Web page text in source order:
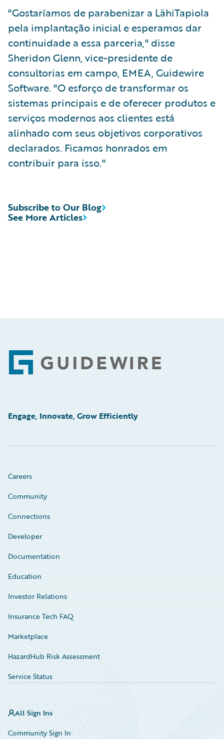
"Gostaríamos de parabenizar a LähiTapiola
pela implantação inicial e esperamos dar
continuidade a essa parceria," disse
Sheridon Glenn, vice-presidente de
consultorias em campo, EMEA, Guidewire
Software. "O esforço de transformar os
sistemas principais e de oferecer produtos e
serviços modernos aos clientes está
alinhado com seus objetivos corporativos
declarados. Ficamos honrados em
contribuir para isso."
See More Articles
Subscribe to Our Blog
Footer
Engage, Innovate, Grow Efficiently
Careers
Community
Connections
Developer
Documentation
Education
Investor Relations
Insurance Tech FAQ
Marketplace
HazardHub Risk Assessment
Service Status
All Sign Ins
Community Sign In